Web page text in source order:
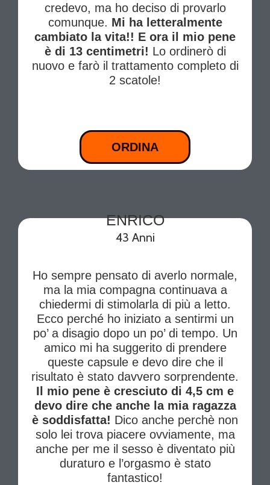
credevo, ma ho deciso di provarlo
comunque. Mi ha letteralmente
cambiato la vita!! E ora il mio pene
è di 13 centimetri! Lo ordinerò di
nuovo e farò il trattamento completo di
2 scatole!
ORDINA
ENRICO
43 Anni
Ho sempre pensato di averlo normale,
ma la mia compagna continuava a
chiedermi di stimolarla di più a letto.
Ecco perché ho iniziato a sentirmi un
po’ a disagio dopo un po’ di tempo. Un
amico mi ha suggerito di prendere
queste capsule e devo dire che il
risultato è stato davvero sorprendente.
Il mio pene è cresciuto di 4,5 cm e
devo dire che anche la mia ragazza
è soddisfatta! Dico anche perchè non
solo lei trova piacere ovviamente, ma
anche per me il sesso è diventato più
duraturo e l’orgasmo è stato
fantastico!